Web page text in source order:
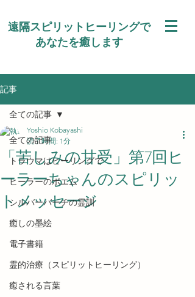
遠隔スピリットヒーリングで
あなたを癒します
記事
全ての記事
トラウマはヒーリングで
ヒーラーのポエム
シルバーバーチの霊訓
癒しの墨絵
電子書籍
霊的治療（スピリットヒーリング）
癒される言葉
全ての記事
「苦しみの甘受」第7回ヒ
ーラーちゃんのスピリッ
トメッセージ
Yoshio Kobayashi
読了時間: 1分